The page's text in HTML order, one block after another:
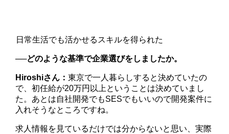
日常生活でも活かせるスキルを得られた
──どのような基準で企業選びをしましたか。
Hiroshiさん：東京で一人暮らしすると決めていたの
で、初任給が20万円以上ということは決めていまし
た。あとは自社開発でもSESでもいいので開発案件に
入れそうなところですね。
求人情報を見ているだけでは分からないと思い、実際